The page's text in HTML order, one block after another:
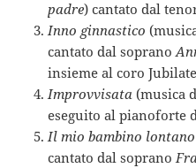
padre) cantato dal
Inno ginnastico
cantato dal soprano
insieme al coro Jubilate
Improvvisata(musica
eseguito al pianoforte
Il mio bambino lontano
cantato dal soprano